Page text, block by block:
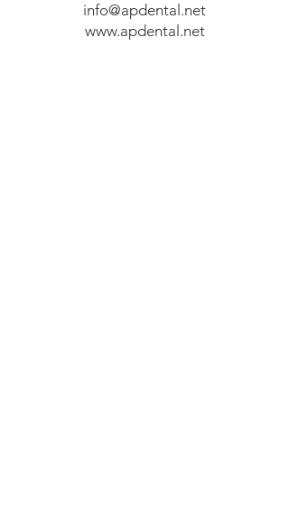
info@apdental.net
www.apdental.net